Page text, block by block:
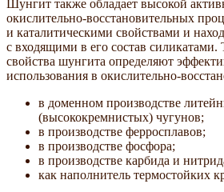
Шунгит также обладает высокой
окислительно-восстановительных
и каталитическими свойствами и
с входящими в его состав силикатами.
свойства шунгита определяют
использования в окислительно-
в доменном производстве
(высококремнистых) чугунов;
в производстве ферросплавов;
в производстве фосфора;
в производстве карбида и
как наполнитель термостойких